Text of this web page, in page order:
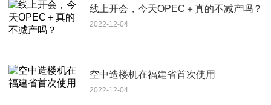
线上开会，今天OPEC＋真的不减产吗？
2022-12-04
空中造楼机在福建省首次使用
2022-12-04